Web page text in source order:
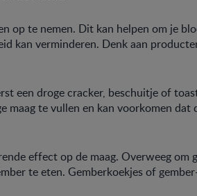
op te nemen. Dit kan helpen om je
kan verminderen. Denk aan
een droge cracker, beschuitje of
maag te vullen en kan voorkomen dat
effect op de maag. Overweeg om
te eten. Gemberkoekjes of